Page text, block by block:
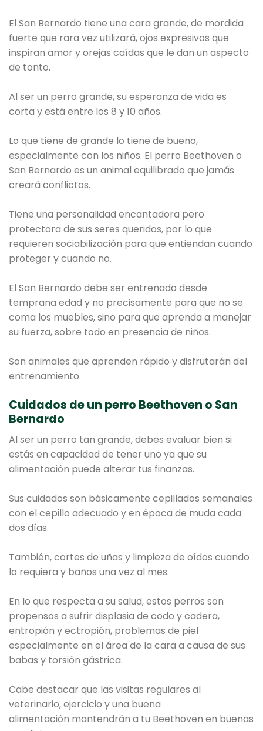
El San Bernardo tiene una cara grande, de mordida
fuerte que rara vez utilizará, ojos expresivos que
inspiran amor y orejas caídas que le dan un aspecto
de tonto.
Al ser un perro grande, su esperanza de vida es
corta y está entre los 8 y 10 años.
Lo que tiene de grande lo tiene de bueno,
especialmente con los niños. El perro Beethoven o
San Bernardo es un animal equilibrado que jamás
creará conflictos.
Tiene una personalidad encantadora pero
protectora de sus seres queridos, por lo que
requieren sociabilización para que entiendan cuando
proteger y cuando no.
El San Bernardo debe ser entrenado desde
temprana edad y no precisamente para que no se
coma los muebles, sino para que aprenda a manejar
su fuerza, sobre todo en presencia de niños.
Son animales que aprenden rápido y disfrutarán del
entrenamiento.
Cuidados de un perro Beethoven o San
Bernardo
Al ser un perro tan grande, debes evaluar bien si
estás en capacidad de tener uno ya que su
alimentación puede alterar tus finanzas.
Sus cuidados son básicamente cepillados semanales
con el cepillo adecuado y en época de muda cada
dos días.
También, cortes de uñas y limpieza de oídos cuando
lo requiera y baños una vez al mes.
En lo que respecta a su salud, estos perros son
propensos a sufrir displasia de codo y cadera,
entropión y ectropión, problemas de piel
especialmente en el área de la cara a causa de sus
babas y torsión gástrica.
Cabe destacar que las visitas regulares al
veterinario, ejercicio y una buena
alimentación mantendrán a tu Beethoven en buenas